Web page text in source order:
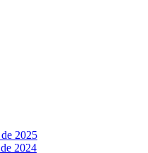
2025
2024